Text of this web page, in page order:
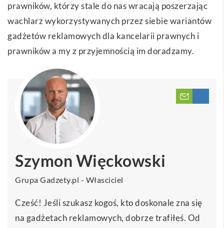
prawników, którzy stale do nas wracają poszerzając
wachlarz wykorzystywanych przez siebie wariantów
gadżetów reklamowych dla kancelarii prawnych i
prawników a my z przyjemnością im doradzamy.
Szymon Więckowski
Grupa Gadzety.pl - Własciciel
Cześć! Jeśli szukasz kogoś, kto doskonale zna się
na gadżetach reklamowych, dobrze trafiłeś. Od